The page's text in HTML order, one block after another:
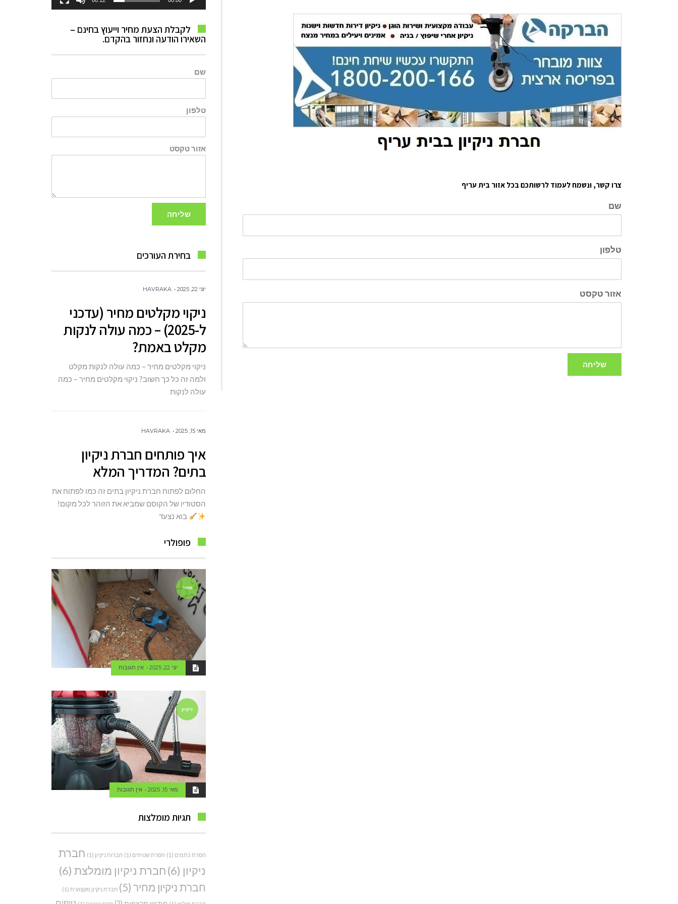
צרו קשר, ונשמח לעמוד לרשותכם בכל אזור בית עריף
שם
טלפון
אזור טקסט
שליחה
לקבלת הצעת מחיר וייעוץ בחינם –
השאירו הודעה ונחזור בהקדם.
שם
טלפון
אזור טקסט
שליחה
בחירת העורכים
יוני 22, 2025 HAVRAKA
ניקוי מקלטים מחיר (עדכני
ל-2025) – כמה עולה לנקות
מקלט באמת?
ניקוי מקלטים מחיר – כמה עולה לנקות מקלט
ולמה זה כל כך חשוב? ניקוי מקלטים מחיר – כמה
עולה לנקות
מאי 15, 2025 HAVRAKA
איך פותחים חברת ניקיון
בתים? המדריך המלא
החלום לפתוח חברת ניקיון בתים זה כמו לפתוח את
הסטודיו של הקוסם שמביא את הזוהר לכל מקום!
בוא נצעד
פופולרי
מחיר
יוני 22, 2025 אין תגובות
ניקיון
מאי 15, 2025 אין תגובות
תגיות מומלצות
הסרת כתמים (1) הסרת שטיחים (1) חברות ניקיון (1)
חברת
ניקיון (6) חברת ניקיון מומלצת (6)
חברת ניקיון מחיר (5) חברת ניקיון מקצועית (1)